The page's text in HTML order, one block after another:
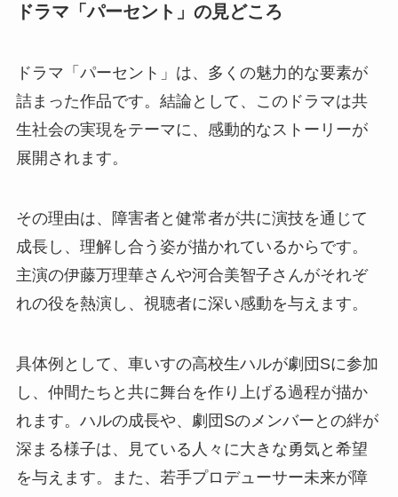
ドラマ「パーセント」の見どころ
ドラマ「パーセント」は、多くの魅力的な要素が
詰まった作品です。結論として、このドラマは共
生社会の実現をテーマに、感動的なストーリーが
展開されます。
その理由は、障害者と健常者が共に演技を通じて
成長し、理解し合う姿が描かれているからです。
主演の伊藤万理華さんや河合美智子さんがそれぞ
れの役を熱演し、視聴者に深い感動を与えます。
具体例として、車いすの高校生ハルが劇団Sに参加
し、仲間たちと共に舞台を作り上げる過程が描か
れます。ハルの成長や、劇団Sのメンバーとの絆が
深まる様子は、見ている人々に大きな勇気と希望
を与えます。また、若手プロデューサー未来が障